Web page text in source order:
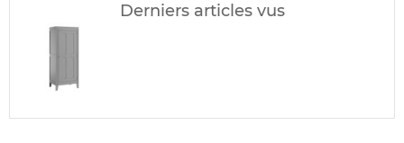
Derniers articles vus